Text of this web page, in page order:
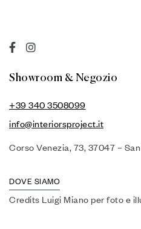
Showroom & Negozio
+39 340 3508099
info@interiorsproject.it
Corso Venezia, 73, 37047 –
DOVE SIAMO
Credits Luigi Miano per foto e